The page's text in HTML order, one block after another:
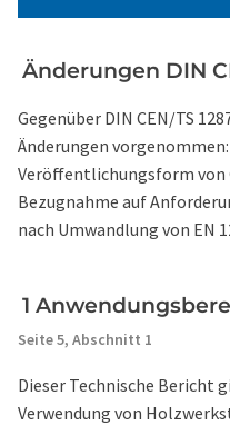
Änderungen DIN
Gegenüber DIN CEN/TS
Änderungen
Veröffentlichungsform von
Bezugnahme auf
nach Umwandlung von EN
1
Seite 5, Abschnitt 1
Dieser Technische Bericht
Verwendung von